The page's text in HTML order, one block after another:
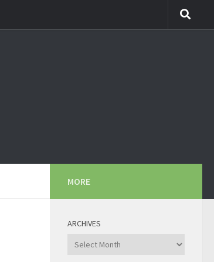
MORE
ARCHIVES
Archives